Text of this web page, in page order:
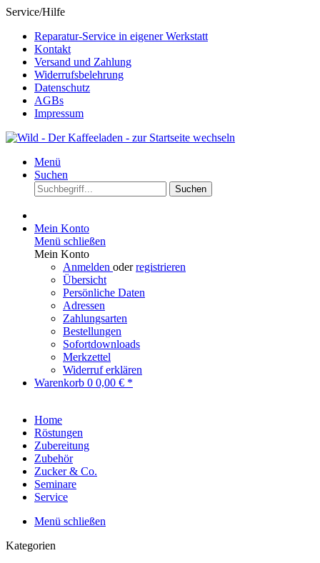
Service/Hilfe
Reparatur-Service in eigener Werkstatt
Kontakt
Versand und Zahlung
Widerrufsbelehrung
Datenschutz
AGBs
Impressum
Menü
Suchen
Suchen
Mein Konto
Menü schließen
Mein Konto
Anmelden oderregistrieren
Übersicht
Persönliche Daten
Adressen
Zahlungsarten
Bestellungen
Sofortdownloads
Merkzettel
Widerruf erklären
Warenkorb 0 0,00 € *
Home
Röstungen
Zubereitung
Zubehör
Zucker & Co.
Seminare
Service
Menü schließen
Kategorien